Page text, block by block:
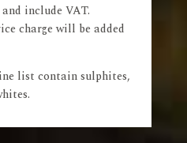
include VAT.
charge will be added
list contain sulphites,